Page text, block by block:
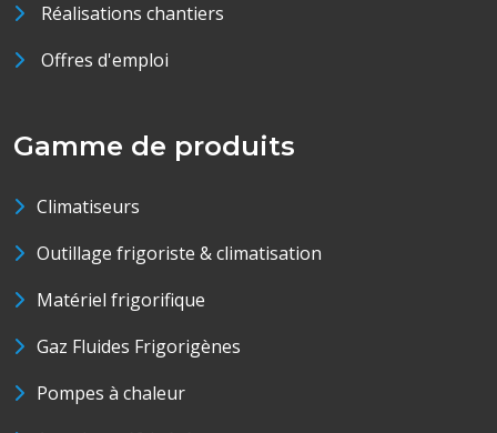
Réalisations chantiers
Offres d'emploi
Gamme de produits
Climatiseurs
Outillage frigoriste & climatisation
Matériel frigorifique
Gaz Fluides Frigorigènes
Pompes à chaleur